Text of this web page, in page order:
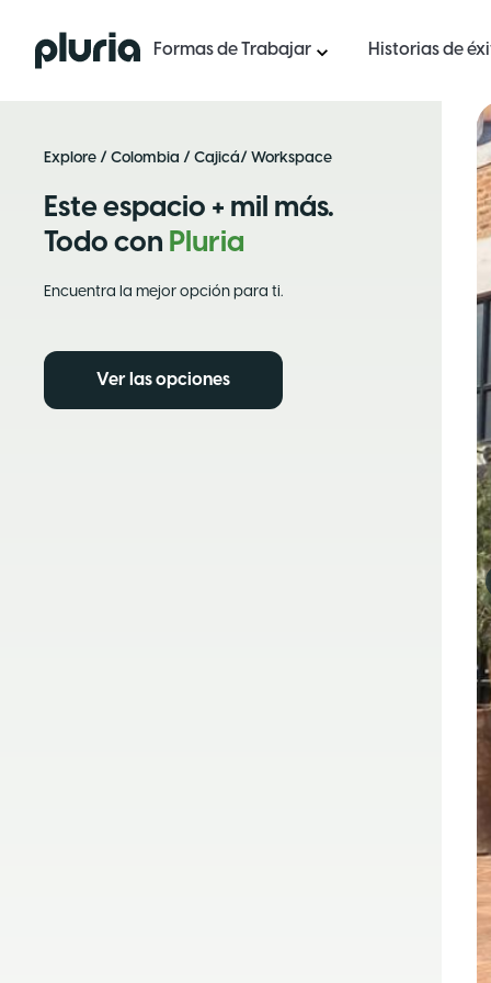
Logo Pluria Formas de Trabajar Historias de
Explore / Colombia / Cajicá/ Workspace
Este espacio + mil más.
Todo con Pluria
Encuentra la mejor opción para ti.
Ver las opciones